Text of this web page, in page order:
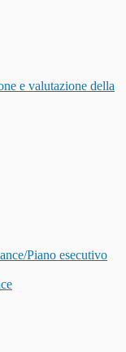
e valutazione della
Piano esecutivo